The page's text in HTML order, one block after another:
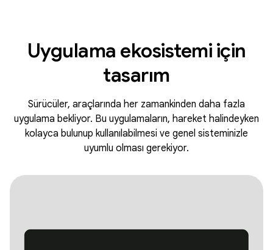
Uygulama ekosistemi için
tasarım
Sürücüler, araçlarında her zamankinden daha fazla
uygulama bekliyor. Bu uygulamaların, hareket halindeyken
kolayca bulunup kullanılabilmesi ve genel sisteminizle
uyumlu olması gerekiyor.